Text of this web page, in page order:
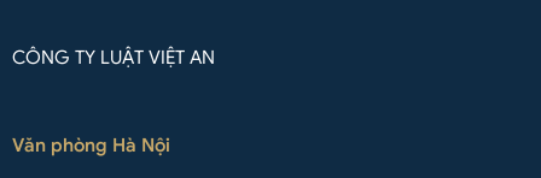
CÔNG TY LUẬT VIỆT AN
Văn phòng Hà Nội